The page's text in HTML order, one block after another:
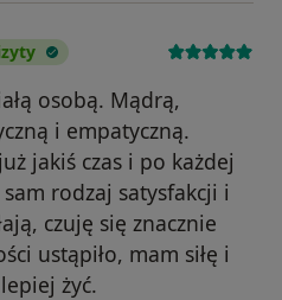
osobą. Mądrą,
i empatyczną.
jakiś czas i po każdej
rodzaj satysfakcji i
czuję się znacznie
ustąpiło, mam siłę i
żyć.